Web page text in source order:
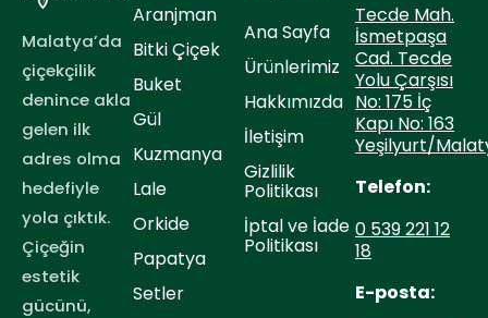
Malatya’da
çiçekçilik
denince akla
gelen ilk
adres olma
hedefiyle
yola çıktık.
Çiçeğin
estetik
gücünü,
Aranjman
Bitki Çiçek
Buket
Gül
Kuzmanya
Lale
Orkide
Papatya
Setler
Ana Sayfa
Ürünlerimiz
Hakkımızda
İletişim
Gizlilik
Politikası
İptal ve İade
Politikası
Tecde Mah.
İsmetpaşa
Cad. Tecde
Yolu Çarşısı
No: 175 İç
Kapı No: 163
Yeşilyurt/
Telefon:
0 539 221 12
18
E-posta: